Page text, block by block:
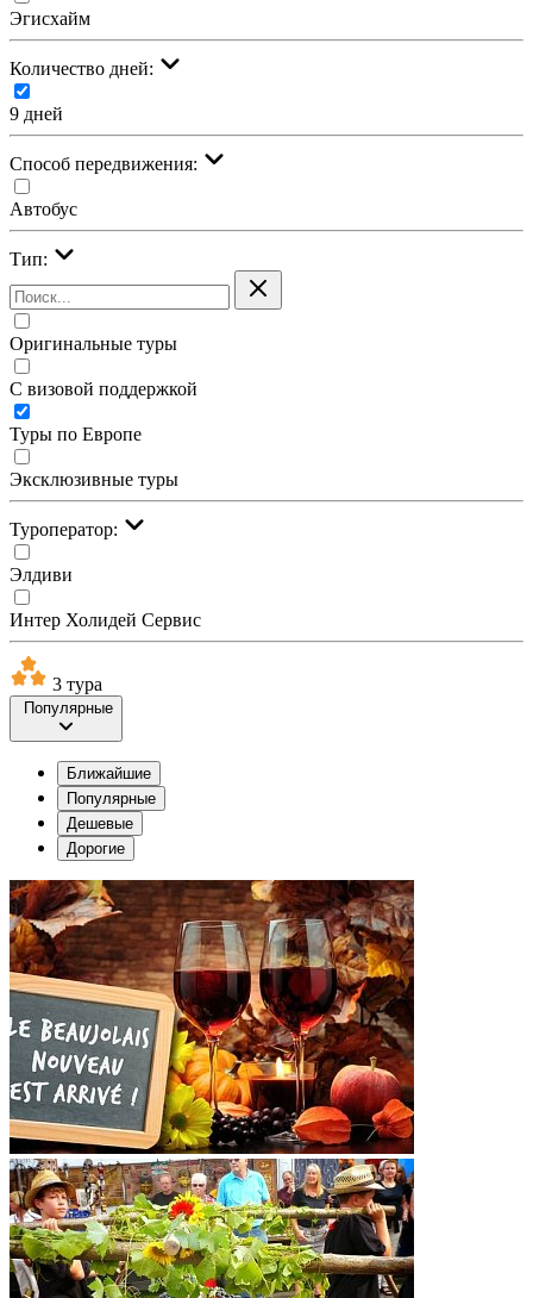
Эгисхайм
Количество дней:
9 дней
Cпособ передвижения:
Автобус
Тип:
Оригинальные туры
С визовой поддержкой
Туры по Европе
Эксклюзивные туры
Туроператор:
Элдиви
Интер Холидей Сервис
3 тура
Популярные
Ближайшие
Популярные
Дешевые
Дорогие